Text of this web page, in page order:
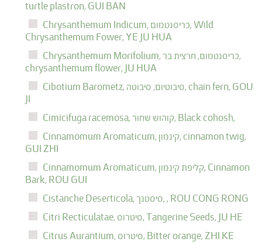
turtle plastron, GUI BAN
Chrysanthemum Indicum,
כריסנטמום, Wild
Chrysanthemum Fower, YE JU HUA
Chrysanthemum Morifolium,
כריסנטמום, חרצית בר,
chrysanthemum flower, JU HUA
Cibotium Barometz,
סיבוטיום, סיבוטה, chain fern, GOU
JI
Cimicifuga racemosa,
קוהוש שחור, Black cohosh,
Cinnamomum Aromaticum,
קינמון, cinnamon twig,
GUI ZHI
Cinnamomum Aromaticum,
קליפת קינמון, Cinnamon
Bark, ROU GUI
Cistanche Deserticola,
סיסטנך, , ROU CONG RONG
Citri Recticulatae,
סיטרוס, Tangerine Seeds, JU HE
Citrus Aurantium,
סיטרוס, Bitter orange, ZHI KE